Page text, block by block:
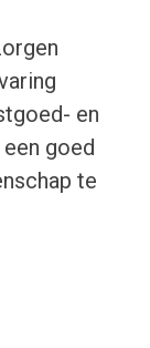
en
goed
te